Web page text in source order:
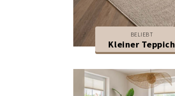
BELIEBT
Kleiner Teppich